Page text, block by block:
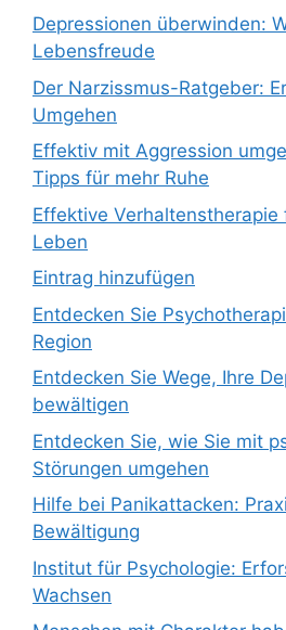
Depressionen überwinden:
Lebensfreude
Der Narzissmus-Ratgeber:
Umgehen
Effektiv mit Aggression
Tipps für mehr Ruhe
Effektive Verhaltenstherapie
Leben
Eintrag hinzufügen
Entdecken Sie
Region
Entdecken Sie Wege, Ihre
bewältigen
Entdecken Sie, wie Sie mit
Störungen umgehen
Hilfe bei Panikattacken:
Bewältigung
Institut für Psychologie:
Wachsen